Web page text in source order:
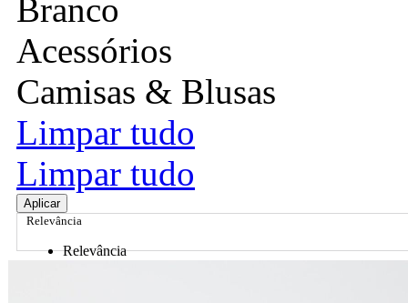
Branco
Acessórios
Camisas & Blusas
Limpar tudo
Limpar tudo
Aplicar
Relevância
Relevância